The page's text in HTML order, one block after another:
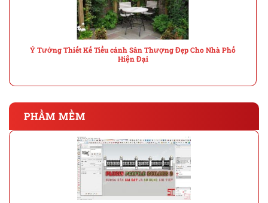
Ý Tưởng Thiết Kế Tiểu cảnh Sân Thượng Đẹp Cho Nhà Phố
Hiện Đại
PHẦM MỀM